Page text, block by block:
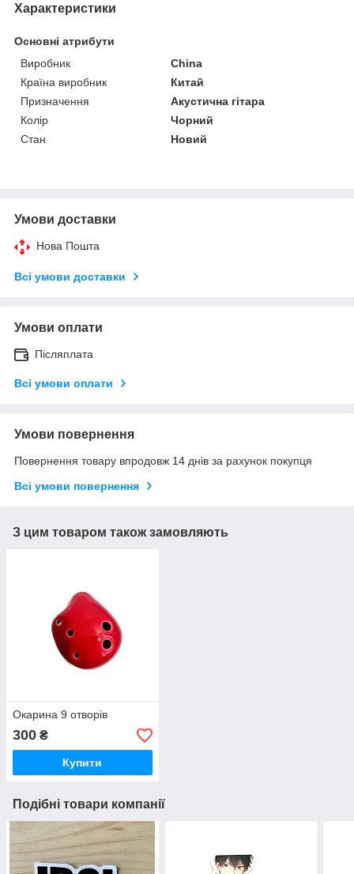
Характеристики
Основні атрибути
Виробник
China
Країна виробник
Китай
Призначення
Акустична гітара
Колір
Чорний
Стан
Новий
Умови доставки
Нова Пошта
Всі умови доставки
Умови оплати
Післяплата
Всі умови оплати
Умови повернення
Повернення товару впродовж 14 днів за рахунок покупця
Всі умови повернення
З цим товаром також замовляють
Окарина 9 отворів
300 ₴
Купити
Подібні товари компанії